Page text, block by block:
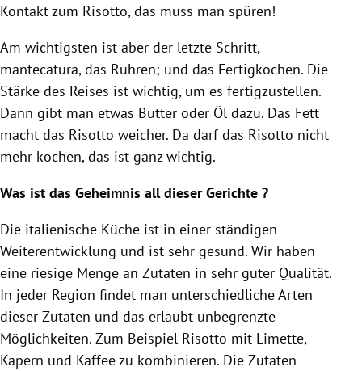
Kontakt zum Risotto, das muss man spüren!
Am wichtigsten ist aber der letzte Schritt,
mantecatura, das Rühren; und das Fertigkochen. Die
Stärke des Reises ist wichtig, um es fertigzustellen.
Dann gibt man etwas Butter oder Öl dazu. Das Fett
macht das Risotto weicher. Da darf das Risotto nicht
mehr kochen, das ist ganz wichtig.
Was ist das Geheimnis all dieser Gerichte ?
Die italienische Küche ist in einer ständigen
Weiterentwicklung und ist sehr gesund. Wir haben
eine riesige Menge an Zutaten in sehr guter Qualität.
In jeder Region findet man unterschiedliche Arten
dieser Zutaten und das erlaubt unbegrenzte
Möglichkeiten. Zum Beispiel Risotto mit Limette,
Kapern und Kaffeezu kombinieren. Die Zutaten